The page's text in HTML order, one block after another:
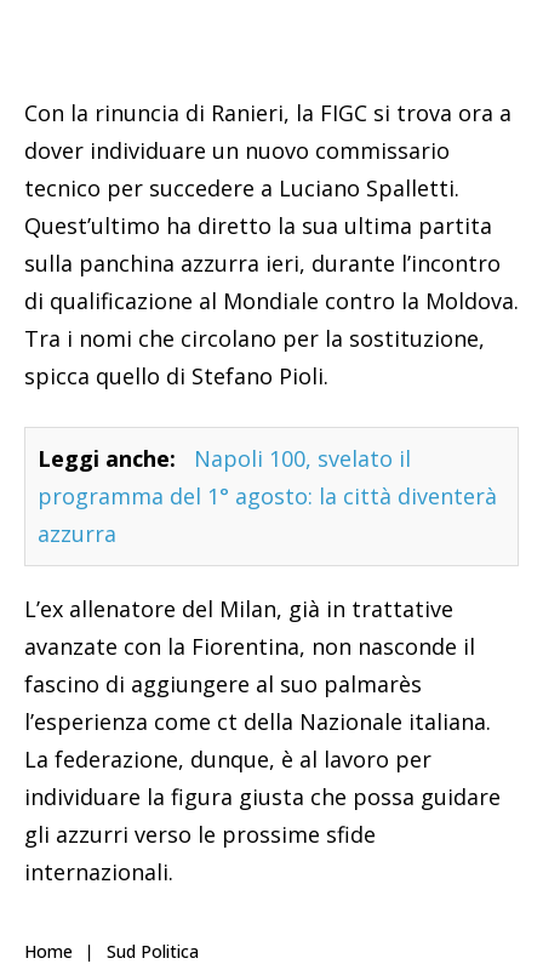
Con la rinuncia di Ranieri, la FIGC si trova ora a
dover individuare un nuovo commissario
tecnico per succedere a Luciano Spalletti.
Quest’ultimo ha diretto la sua ultima partita
sulla panchina azzurra ieri, durante l’incontro
di qualificazione al Mondiale contro la Moldova.
Tra i nomi che circolano per la sostituzione,
spicca quello di Stefano Pioli.
Leggi anche:
Napoli 100, svelato il
programma del 1° agosto: la città diventerà
azzurra
L’ex allenatore del Milan, già in trattative
avanzate con la Fiorentina, non nasconde il
fascino di aggiungere al suo palmarès
l’esperienza come ct della Nazionale italiana.
La federazione, dunque, è al lavoro per
individuare la figura giusta che possa guidare
gli azzurri verso le prossime sfide
internazionali.
Home Sud Politica